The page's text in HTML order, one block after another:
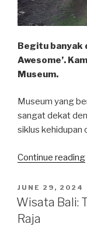
Begitu banyak
Awesome’.
Museum.
Museum yang
sangat dekat
siklus kehidupan
Continue reading
POSTED
ON
JUNE 29, 2024
Wisata Bali:
Raja